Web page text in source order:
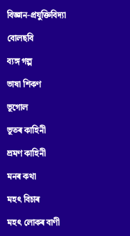
বিজ্ঞান-প্ৰযুক্তিবিদ্যা
বোলছবি
ব্যঙ্গ গল্প
ভাষা শিকণ
ভূগোল
ভূতৰ কাহিনী
ভ্ৰমণ কাহিনী
মনৰ কথা
মহৎ বিচাৰ
মহৎ লোকৰ বাণী